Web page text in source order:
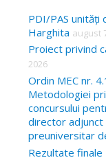
c
h
f
o
r
PDI/PAS unități
Harghita august
Proiect privind
2026
Ordin MEC nr.
Metodologiei
concursului
director adjunct
preuniversitar
Rezultate finale